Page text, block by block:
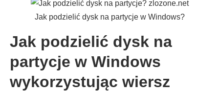
Jak podzielić dysk na partycje w Windows?
Jak podzielić dysk na
partycje w Windows
wykorzystując wiersz